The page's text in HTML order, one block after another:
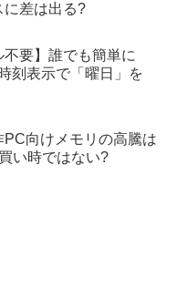
に差は出る?
不要】誰でも簡単に
刻表示で「曜日」を
PC向けメモリの高騰は
い時ではない?